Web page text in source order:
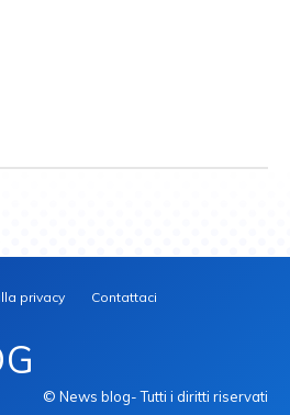
privacy Contattaci
© News blog- Tutti i diritti riservati